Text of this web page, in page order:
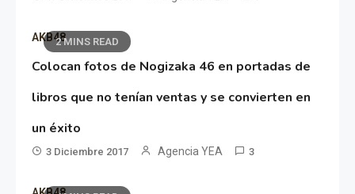
2 MINS READ
AKB48
Colocan fotos de Nogizaka 46 en portadas de
libros que no tenían ventas y se convierten en
un éxito
3 Diciembre 2017 Agencia YEA 3